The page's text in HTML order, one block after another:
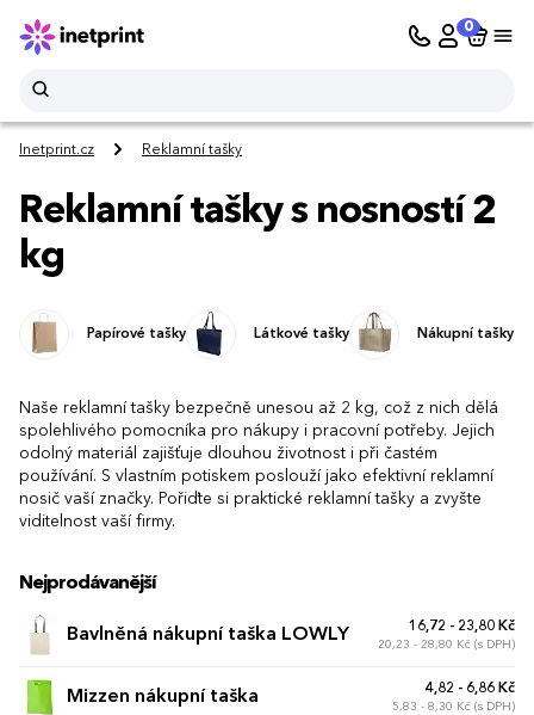
0
Inetprint.cz Reklamní tašky
Reklamní tašky s nosností 2
kg
Papírové tašky Látkové tašky Nákupní tašky
Naše reklamní tašky bezpečně unesou až 2 kg, což z nich dělá
spolehlivého pomocníka pro nákupy i pracovní potřeby. Jejich
odolný materiál zajišťuje dlouhou životnost i při častém
používání. S vlastním potiskem poslouží jako efektivní reklamní
nosič vaší značky. Pořiďte si praktické reklamní tašky a zvyšte
viditelnost vaší firmy.
Nejprodávanější
Bavlněná nákupní taška LOWLY 16,72 - 23,80 Kč
20,23 - 28,80 Kč (s DPH)
Mizzen nákupní taška 4,82 - 6,86 Kč
5,83 - 8,30 Kč (s DPH)